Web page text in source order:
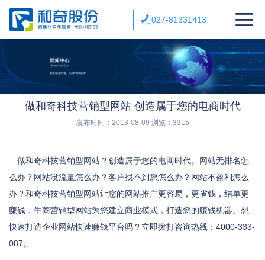
027-81331413
做和奇科技营销型网站 创造属于您的电商时代
发布时间：2013-08-09 浏览：3315
做和奇科技营销型网站？创造属于您的电商时代。网站无排名怎
么办？网站没流量怎么办？客户找不到您怎么办？网站不盈利怎么
办？和奇科技营销型网站让您的网站推广更容易，更省钱，结单更
赚钱，牛商营销型网站为您建立商业模式，打造您的赚钱机器。想
快速打造企业网站快速赚钱平台吗？立即拨打咨询热线：4000-333-
087。